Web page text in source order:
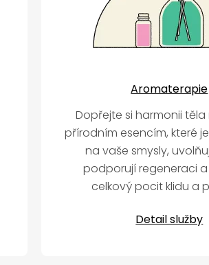
Aromaterapie
Dopřejte si harmonii těla
přírodním esencím, které
na vaše smysly,
podporují regeneraci
celkový pocit klidu a
Detail služby